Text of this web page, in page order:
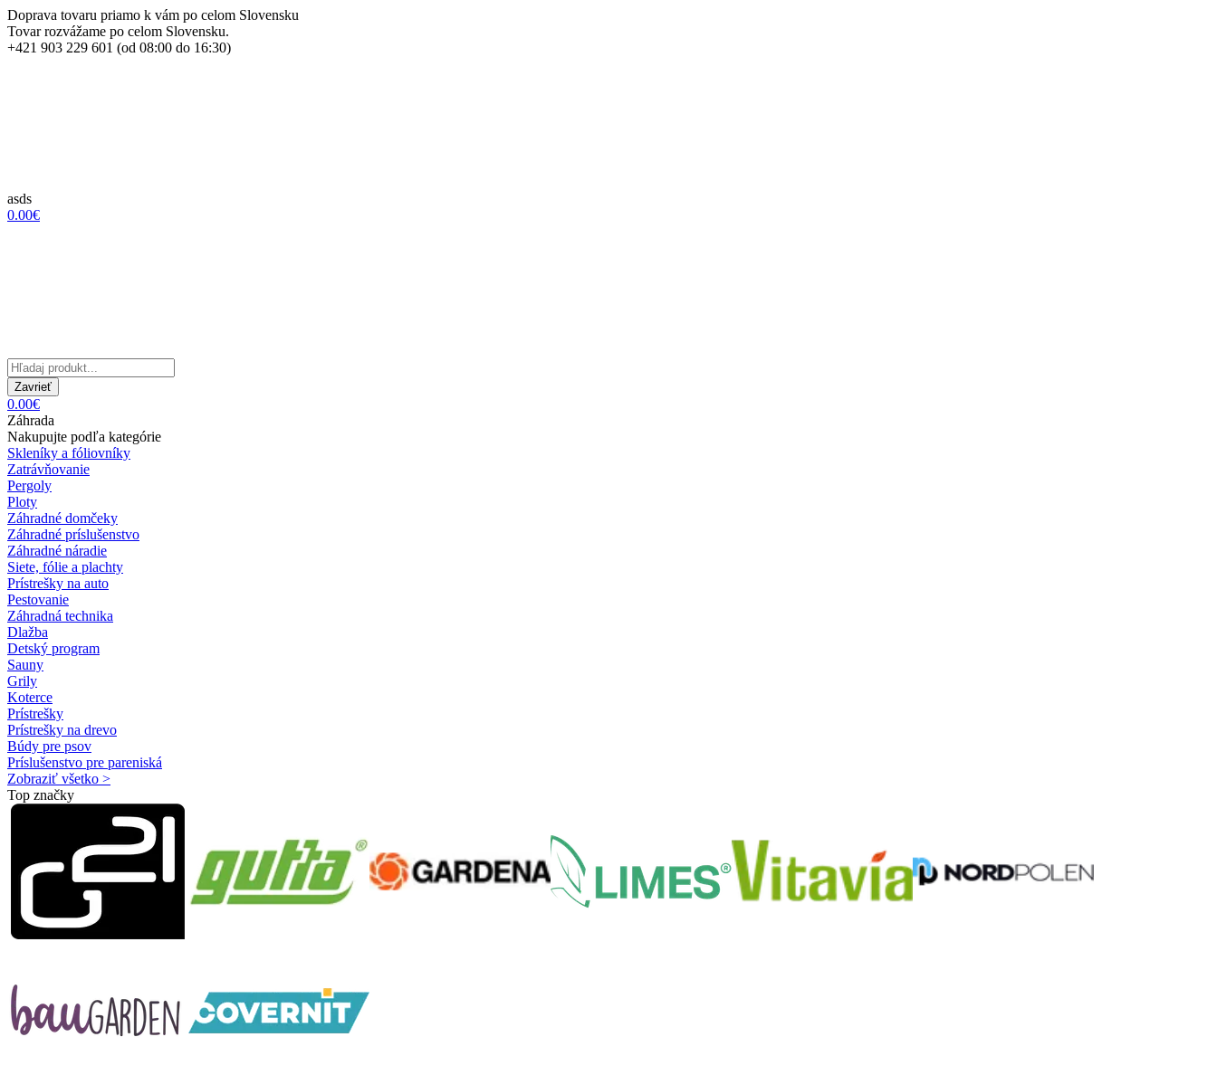
Doprava tovaru priamo k vám po celom Slovensku
Tovar rozvážame po celom Slovensku.
+421 903 229 601 (od 08:00 do 16:30)
asds
0.00€
Zavrieť
0.00€
Záhrada
Nakupujte podľa kategórie
Skleníky a fóliovníky
Zatrávňovanie
Pergoly
Ploty
Záhradné domčeky
Záhradné príslušenstvo
Záhradné náradie
Siete, fólie a plachty
Prístrešky na auto
Pestovanie
Záhradná technika
Dlažba
Detský program
Sauny
Grily
Koterce
Prístrešky
Prístrešky na drevo
Búdy pre psov
Príslušenstvo pre pareniská
Zobraziť všetko >
Top značky